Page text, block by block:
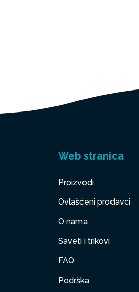
Web stranica
Proizvodi
Ovlašćeni prodavci
O nama
Saveti i trikovi
FAQ
Podrška